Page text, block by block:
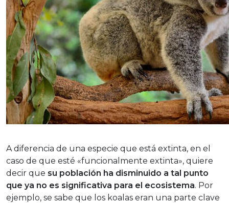
A diferencia de una especie que está extinta, en el
caso de que esté «funcionalmente extinta», quiere
decir que su población ha disminuido a tal punto
que ya no es significativa para el ecosistema. Por
ejemplo, se sabe que los koalas eran una parte clave